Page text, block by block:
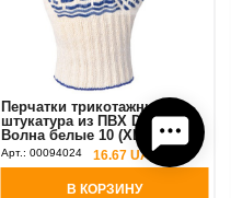
Перчатки трикотажные
штукатура из ПВХ Doloni
Волна белые 10 (XL)
Арт.: 00094024 16.67 UAH
В КОРЗИНУ